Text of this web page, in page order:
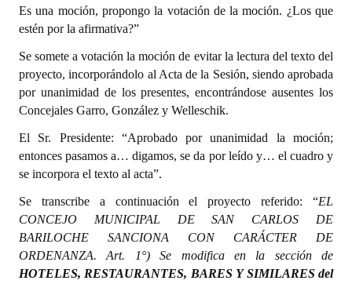
Es una moción, propongo la votación de la moción. ¿Los que
estén por la afirmativa?”
Se somete a votación la moción de evitar la lectura del texto del
proyecto, incorporándolo al Acta de la Sesión, siendo aprobada
por unanimidad de los presentes, encontrándose ausentes los
Concejales Garro, González y Welleschik.
El Sr. Presidente: “Aprobado por unanimidad la moción;
entonces pasamos a… digamos, se da por leído y… el cuadro y
se incorpora el texto al acta”.
Se transcribe a continuación el proyecto referido: “EL
CONCEJO MUNICIPAL DE SAN CARLOS DE
BARILOCHE SANCIONA CON CARÁCTER DE
ORDENANZA. Art. 1°) Se modifica en la sección de
HOTELES, RESTAURANTES, BARES Y SIMILARES del